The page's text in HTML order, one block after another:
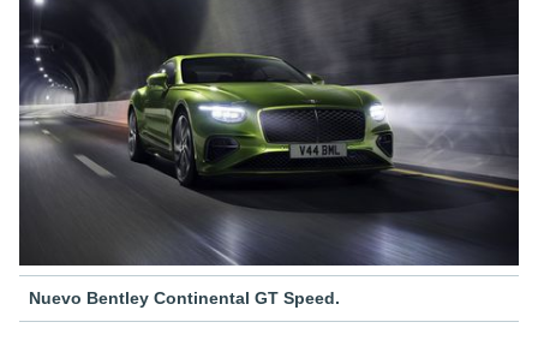
Nuevo Bentley Continental GT Speed.